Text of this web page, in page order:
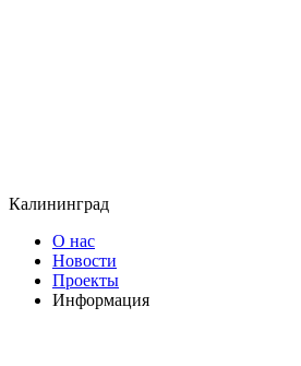
Калининград
О нас
Новости
Проекты
Информация